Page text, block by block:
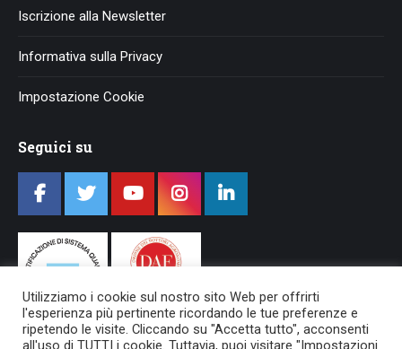
Iscrizione alla Newsletter
Informativa sulla Privacy
Impostazione Cookie
Seguici su
Utilizziamo i cookie sul nostro sito Web per offrirti
l'esperienza più pertinente ricordando le tue preferenze e
ripetendo le visite. Cliccando su "Accetta tutto", acconsenti
all'uso di TUTTI i cookie. Tuttavia, puoi visitare "Impostazioni